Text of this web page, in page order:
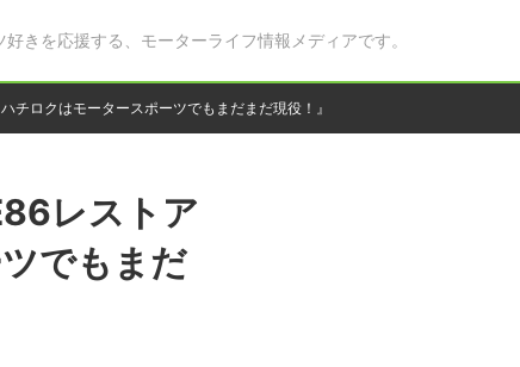
きを応援する、モーターライフ情報メディアです。
チロクはモータースポーツでもまだまだ現役！』
レストア
でもまだ